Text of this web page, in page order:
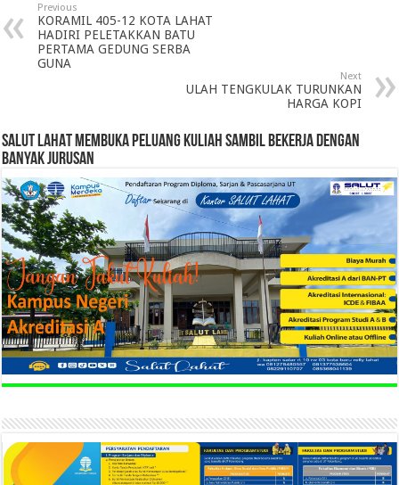
Previous
KORAMIL 405-12 KOTA LAHAT
HADIRI PELETAKKAN BATU
PERTAMA GEDUNG SERBA
GUNA
Next
ULAH TENGKULAK TURUNKAN
HARGA KOPI
SALUT LAHAT MEMBUKA PELUANG KULIAH SAMBIL BEKERJA DENGAN
BANYAK JURUSAN